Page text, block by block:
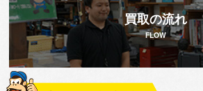
買取の流れ
FLOW